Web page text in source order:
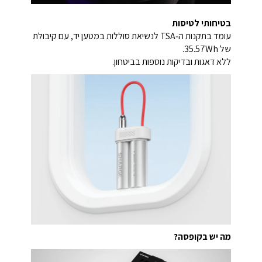
בטיחותי לטיסות
עומד בתקנות ה‑TSA לנשיאת סוללות במטען יד, עם קיבולת
של 35.57Wh.
ללא דאגות ובדיקות נוספות בביטחון.
מה יש בקופסה?